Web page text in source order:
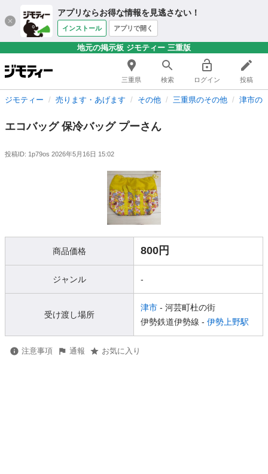
アプリならお得な情報を見逃さない！
インストール アプリで開く
地元の掲示板 ジモティー 三重版
三重県 検索 ログイン 投稿
ジモティー 売ります・あげます その他 三重県のその他 津市の
エコバッグ 保冷バッグ プーさん
投稿ID: 1p79os 2026年5月16日 15:02
商品価格 800円
ジャンル -
受け渡し場所
津市 - 河芸町杜の街
伊勢鉄道伊勢線 - 伊勢上野駅
注意事項 通報 お気に入り